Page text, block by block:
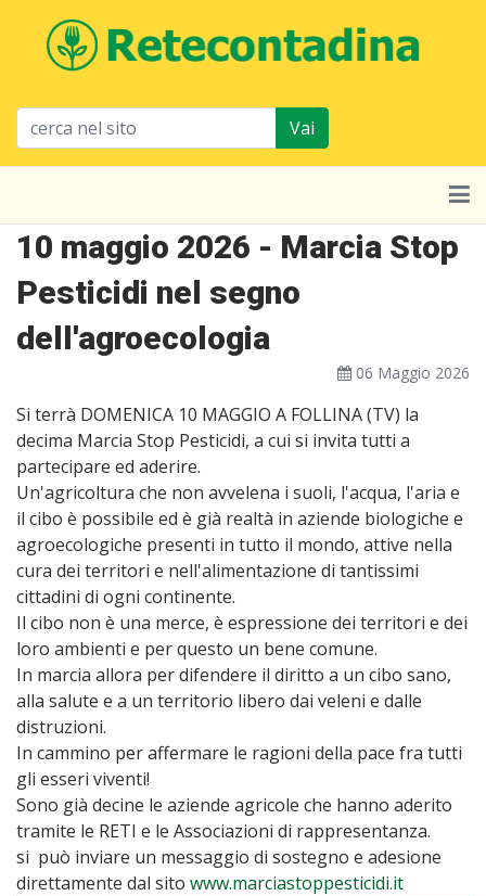
Vai
10 maggio 2026 - Marcia Stop
Pesticidi nel segno
dell'agroecologia
06 Maggio 2026
Si terrà DOMENICA 10 MAGGIO A FOLLINA (TV) la
decima Marcia Stop Pesticidi, a cui si invita tutti a
partecipare ed aderire.
Un'agricoltura che non avvelena i suoli, l'acqua, l'aria e
il cibo è possibile ed è già realtà in aziende biologiche e
agroecologiche presenti in tutto il mondo, attive nella
cura dei territori e nell'alimentazione di tantissimi
cittadini di ogni continente.
Il cibo non è una merce, è espressione dei territori e dei
loro ambienti e per questo un bene comune.
In marcia allora per difendere il diritto a un cibo sano,
alla salute e a un territorio libero dai veleni e dalle
distruzioni.
In cammino per affermare le ragioni della pace fra tutti
gli esseri viventi!
Sono già decine le aziende agricole che hanno aderito
tramite le RETI e le Associazioni di rappresentanza.
si può inviare un messaggio di sostegno e adesione
direttamente dal sito www.marciastoppesticidi.it